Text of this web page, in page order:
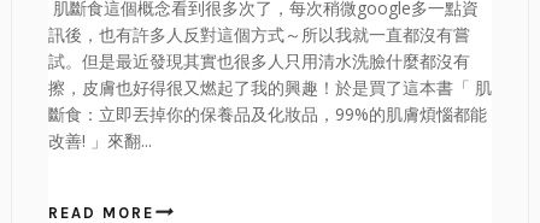
肌斷食這個概念看到很多次了，每次稍微google多一點資
訊後，也有許多人反對這個方式～所以我就一直都沒有嘗
試。但是最近發現其實也很多人只用清水洗臉什麼都沒有
擦，皮膚也好得很又燃起了我的興趣！於是買了這本書「 肌
斷食：立即丟掉你的保養品及化妝品，99%的肌膚煩惱都能
改善! 」來翻...
READ MORE